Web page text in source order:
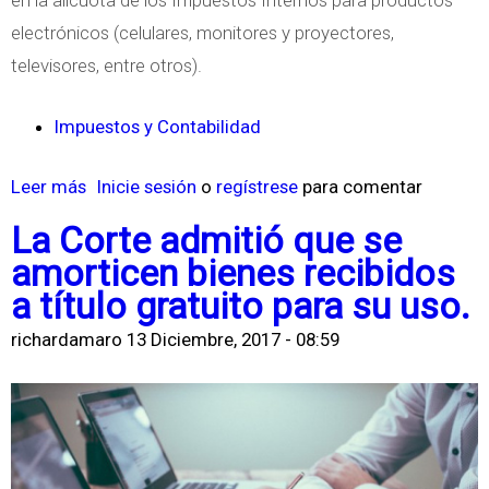
i
s
-
I
n
g
r
e
s
electrónicos (celulares, monitores y proyectores,
televisores, entre otros).
Impuestos y Contabilidad
Leer más
b
r
e
I
m
p
u
e
Inicie sesión o regístrese para comentar
La Corte admitió que se
amorticen bienes recibidos
a título gratuito para su uso.
richardamaro 13 Diciembre, 2017 - 08:59